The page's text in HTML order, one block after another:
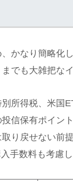
かなり簡略化
でも大雑把な
所得税、米国
信保有ポイン
り戻せない前
手数料も考慮し